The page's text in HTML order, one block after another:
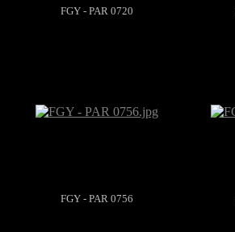
FGY - PAR 0720
FGY - PAR 0756